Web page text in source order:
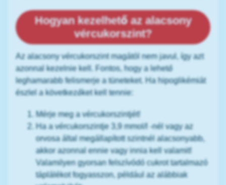
Hogyan kezelhető az alacsony
vércukorszint?
Az alacsony vércukorszint magától nem javul, így azt
azonnal kezelnie kell. Fontos, hogy a lehető
leghamarabb felismerje a tüneteket. Ha hipoglikémiát
észlel a következőket kell tennie:
Mérje meg a vércukorszintjét!
Ha a vércukorszintje 3,9 mmol/l -nél vagy az
orvosa által megállapított szintnél alacsonyabb,
akkor azonnal ennie vagy innia kell valamit!
Valamilyen gyorsan felszívódó cukrot tartalmazó
táplálékot fogyasszon, például az alábbiak